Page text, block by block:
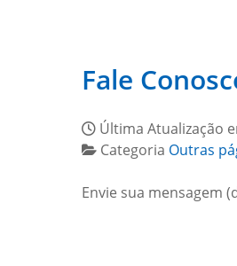
Fale
Última Atualização
Categoria Outras
Envie sua mensagem